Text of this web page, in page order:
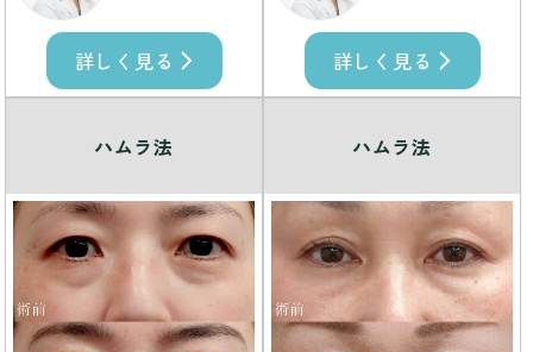
詳しく見る 詳しく見る
ハムラ法 ハムラ法